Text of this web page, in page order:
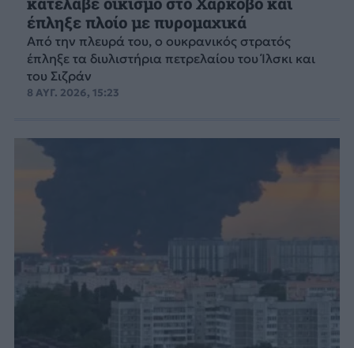
έπληξε πλοίο με πυρομαχικά
Από την πλευρά του, ο ουκρανικός στρατός
έπληξε τα διυλιστήρια πετρελαίου του Ίλσκι και
του Σιζράν
8 ΑΥΓ. 2026, 15:23